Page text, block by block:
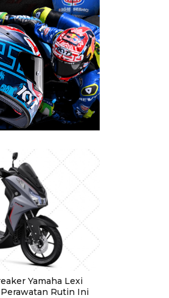
Yamaha Lexi
Rutin Ini